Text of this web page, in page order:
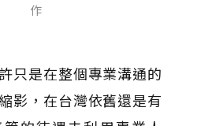
作
只是在整個專業溝通的
影，在台灣依舊還是有